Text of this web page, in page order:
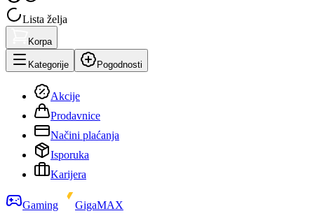
Lista želja
Korpa
Kategorije Pogodnosti
Akcije
Prodavnice
Načini plaćanja
Isporuka
Karijera
Gaming
GigaMAX